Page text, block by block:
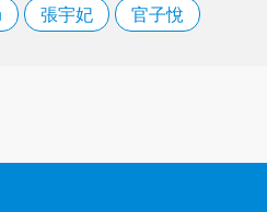
張宇妃 官子悅